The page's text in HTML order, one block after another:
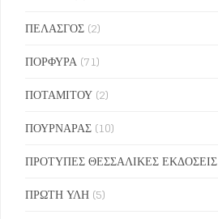
ΠΕΛΑΣΓΟΣ (2)
ΠΟΡΦΥΡΑ (71)
ΠΟΤΑΜΙΤΟΥ (2)
ΠΟΥΡΝΑΡΑΣ (10)
ΠΡΟΤΥΠΕΣ ΘΕΣΣΑΛΙΚΕΣ ΕΚΔΟΣΕΙΣ
ΠΡΩΤΗ ΥΛΗ (5)